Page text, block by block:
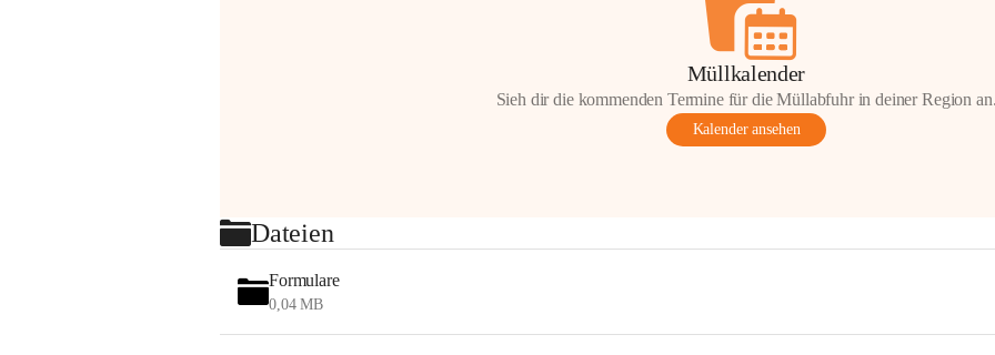
Müllkalender
Sieh dir die kommenden Termine für die Müllabfuhr in deiner Region
Kalender ansehen
Dateien
Formulare
0,04 MB